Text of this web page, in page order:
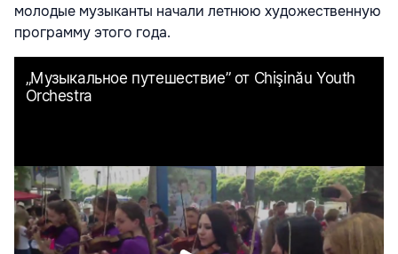
молодые музыканты начали летнюю художественную
программу этого года.